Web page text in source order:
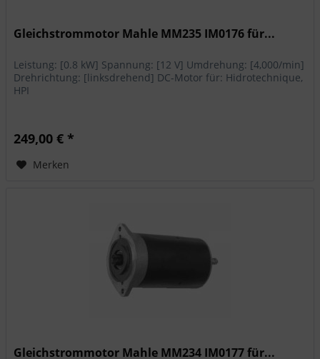
Gleichstrommotor Mahle MM235 IM0176 für...
Leistung: [0.8 kW] Spannung: [12 V] Umdrehung: [4,000/min]
Drehrichtung: [linksdrehend] DC-Motor für: Hidrotechnique,
HPI
249,00 € *
Merken
Gleichstrommotor Mahle MM234 IM0177 für...